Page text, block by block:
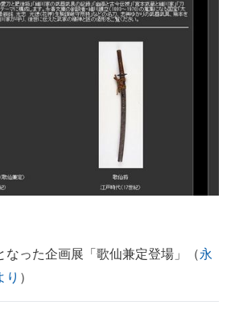
なった企画展「歌仙兼定登場」（永
り ）